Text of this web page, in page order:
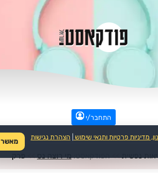
התחבר/י
נפשית >>הפודקאסט: מי רוצה נס >>פרק
מדיניות פרטיות ותנאי שימוש הצהרת נגישות
מאשר